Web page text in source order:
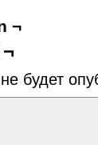
¬
будет